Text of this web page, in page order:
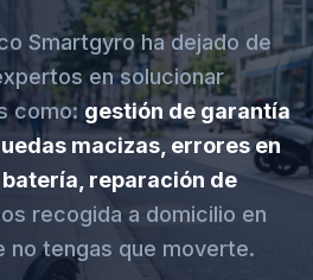
Smartgyro ha dejado de
en solucionar
como:gestión de garantía
macizas, errores en
reparación de
recogida a domicilio en
no tengas que moverte.